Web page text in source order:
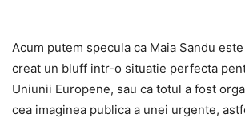
Acum putem specula ca Maia Sandu
creat un bluff intr-o situatie perfecta
Uniunii Europene, sau ca totul a fost
cea imaginea publica a unei urgente,